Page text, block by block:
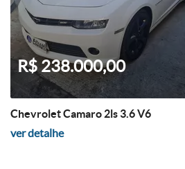
R$ 238.000,00
Chevrolet Camaro 2ls 3.6 V6
ver detalhe